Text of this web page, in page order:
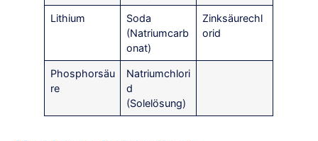
Lithium
Soda
(Natriumcarb
onat)
Zinksäurechl
orid
Phosphorsäu
re
Natriumchlori
d
(Solelösung)